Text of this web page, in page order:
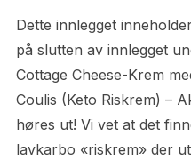
Dette innlegget
på slutten av innlegget
Cottage Cheese-Krem
Coulis (Keto Riskrem) –
høres ut! Vi vet at det
lavkarbo «riskrem» der